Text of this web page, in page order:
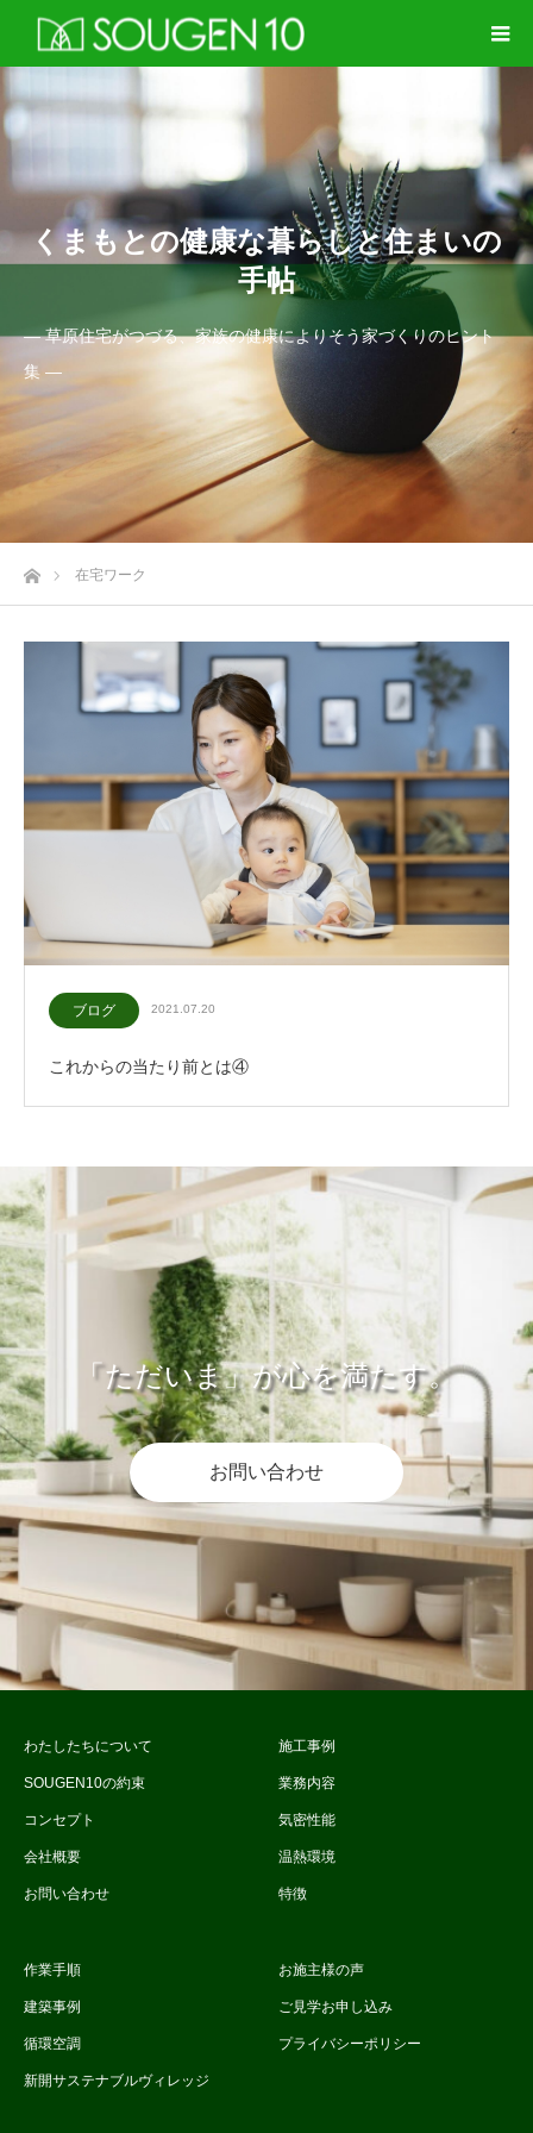
くまもとの健康な暮らしと住まいの
手帖
― 草原住宅がつづる、家族の健康によりそう家づくりのヒント
集 ―
ホーム在宅ワーク
ブログ 2021.07.20
これからの当たり前とは④
「ただいま」が心を満たす。
お問い合わせ
わたしたちについて
SOUGEN10の約束
コンセプト
会社概要
お問い合わせ
施工事例
業務内容
気密性能
温熱環境
特徴
作業手順
建築事例
循環空調
新開サステナブルヴィレッジ
お施主様の声
ご見学お申し込み
プライバシーポリシー